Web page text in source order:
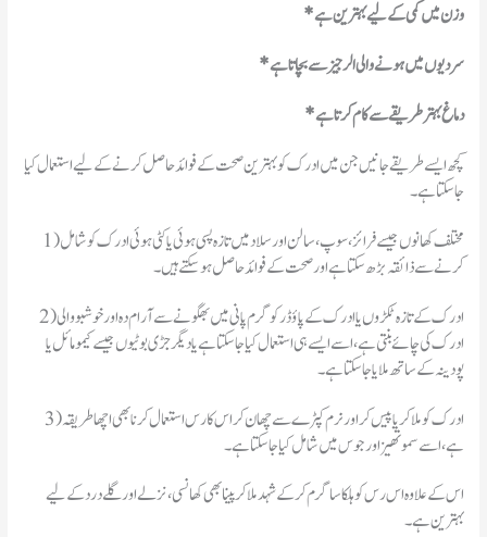
* وزن میں کمی کے لیے بہترین ہے
* سردیوں میں ہونے والی الرجیز سے بچاتا ہے
* دماغ بہتر طریقے سے کام کرتا ہے
کچھ ایسے طریقے جانیں جن میں ادرک کو بہترین صحت کے فوائد حاصل کرنے کے لیے استعمال کیا
جا سکتا ہے۔
1) مختلف کھانوں جیسے فرائز، سوپ، سالن اور سلاد میں تازہ پسی ہوئی یا کٹی ہوئی ادرک کو شامل
کرنے سے ذائقہ بڑھ سکتا ہے اور صحت کے فوائد حاصل ہو سکتے ہیں۔
2) ادرک کے تازہ ٹکڑوں یا ادرک کے پاؤڈر کو گرم پانی میں بھگونے سے آرام دہ اور خوشبو والی
ادرک کی چائے بنتی ہے، اسے ایسے ہی استعمال کیا جاسکتا ہے یا دیگر جڑی بوٹیوں جیسے کیمومائل یا
پودینہ کے ساتھ ملایا جاسکتا ہے۔
3) ادرک کو ملا کر یا پیس کر اور نرم کپڑے سے چھان کراس کا رس استعمال کرنا بھی اچھا طریقہ
ہے، اسے سموتھیز اور جوس میں شامل کیا جا سکتا ہے۔
اس کے علاوہ اس رس کو ہلکا سا گرم کرکے شہد ملا کر پینا بھی کھانسی، نزلے اور گلے درد کے لیے
بہترین ہے۔